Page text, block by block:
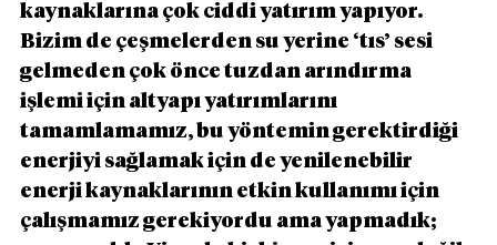
kaynaklarına çok ciddi yatırım yapıyor.
Bizim de çeşmelerden su yerine ‘tıs’ sesi
gelmeden çok önce tuzdan arındırma
işlemi için altyapı yatırımlarını
tamamlamamız, bu yöntemin gerektirdiği
enerjiyi sağlamak için de yenilenebilir
enerji kaynaklarının etkin kullanımı için
çalışmamız gerekiyordu ama yapmadık;